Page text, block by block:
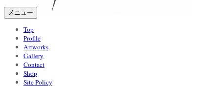
メニュー
Top
Profile
Artworks
Gallery
Contact
Shop
Site Policy